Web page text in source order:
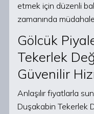
etmek için düzenli
zamanında
Gölcük
Tekerlek
Güvenilir
Anlaşılır fiyatlarla
Duşakabin Tekerlek